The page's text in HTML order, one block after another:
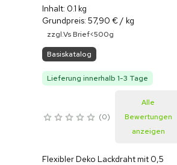
Inhalt: 0.1 kg
Grundpreis: 57,90 € / kg
zzgl.Vs Brief<500g
Basiskatalog
Lieferung innerhalb 1-3 Tage
0
Alle
Bewertungen
anzeigen
Flexibler Deko Lackdraht mit 0,5